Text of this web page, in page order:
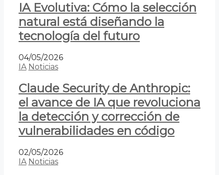
IA Evolutiva: Cómo la selección
natural está diseñando la
tecnología del futuro
04/05/2026
IA Noticias
Claude Security de Anthropic:
el avance de IA que revoluciona
la detección y corrección de
vulnerabilidades en código
02/05/2026
IA Noticias